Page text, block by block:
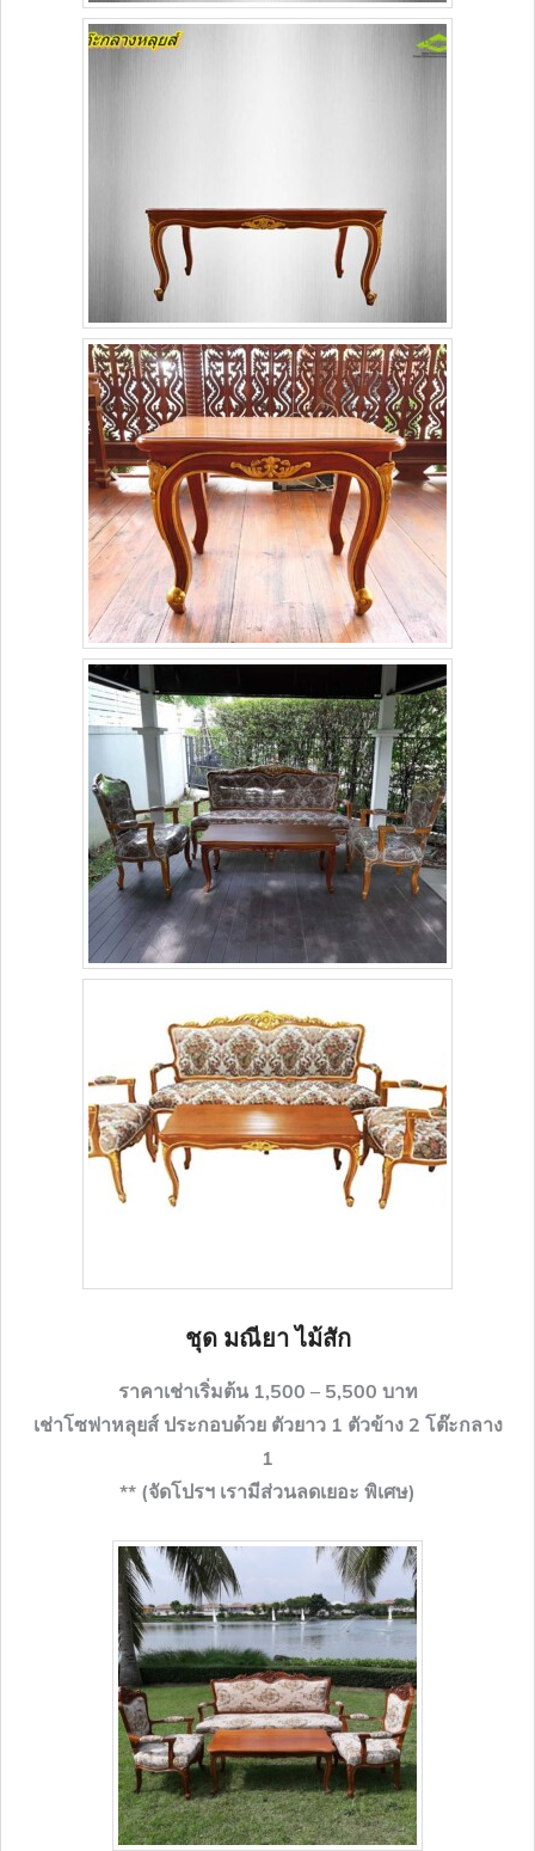
ชุด มณียา ไม้สัก
ราคาเช่าเริ่มต้น 1,500 – 5,500 บาท
เช่าโซฟาหลุยส์ ประกอบด้วย ตัวยาว 1 ตัวข้าง 2 โต๊ะกลาง
1
** (จัดโปรฯ เรามีส่วนลดเยอะ พิเศษ)